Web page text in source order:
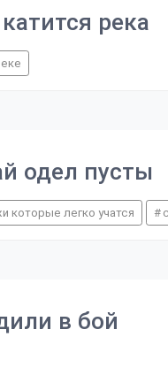
река
одел пусты
которые легко учатся
в бой